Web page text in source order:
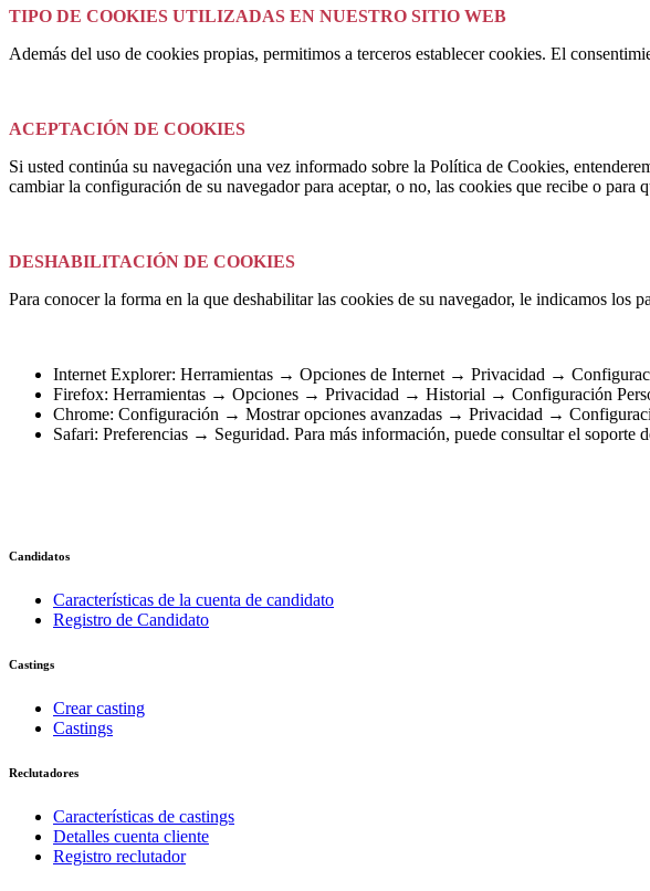
TIPO DE COOKIES UTILIZADAS EN NUESTRO SITIO WEB
Además del uso de cookies propias, permitimos a terceros establecer cookies. El
ACEPTACIÓN DE COOKIES
Si usted continúa su navegación una vez informado sobre la Política de Cookies,
cambiar la configuración de su navegador para aceptar, o no, las cookies que recibe o
DESHABILITACIÓN DE COOKIES
Para conocer la forma en la que deshabilitar las cookies de su navegador, le indicamos los
Internet Explorer: Herramientas → Opciones de Internet → Privacidad →
Firefox: Herramientas → Opciones → Privacidad → Historial → Configuración
Chrome: Configuración → Mostrar opciones avanzadas → Privacidad →
Safari: Preferencias → Seguridad. Para más información, puede consultar el soporte
Candidatos
Características de la cuenta de candidato
Registro de Candidato
Castings
Crear casting
Castings
Reclutadores
Características de castings
Detalles cuenta cliente
Registro reclutador